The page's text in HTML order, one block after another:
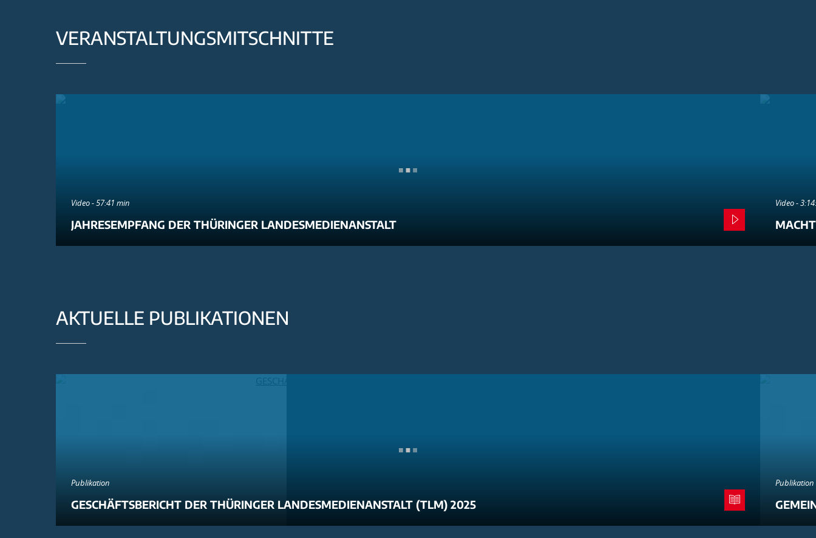
VERANSTALTUNGSMITSCHNITTE
Video - 57:41 min
JAHRESEMPFANG DER THÜRINGER LANDESMEDIENANSTALT
Video -
AKTUELLE PUBLIKATIONEN
Publikation
GESCHÄFTSBERICHT DER THÜRINGER LANDESMEDIENANSTALT (TLM) 2025
Publikation